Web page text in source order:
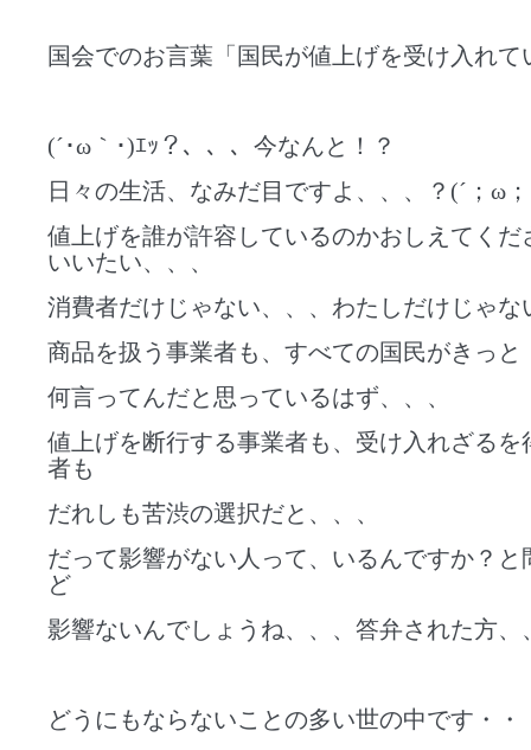
国会でのお言葉「国民が値上げを受け入れて
(´･ω｀･)ｴｯ？、、、今なんと！？
日々の生活、なみだ目ですよ、、、？(´；ω
値上げを誰が許容しているのかおしえてくだ
いいたい、、、
消費者だけじゃない、、、わたしだけじゃな
商品を扱う事業者も、すべての国民がきっと
何言ってんだと思っているはず、、、
値上げを断行する事業者も、受け入れざるを
者も
だれしも苦渋の選択だと、、、
だって影響がない人って、いるんですか？と
ど
影響ないんでしょうね、、、答弁された方、
どうにもならないことの多い世の中です・・